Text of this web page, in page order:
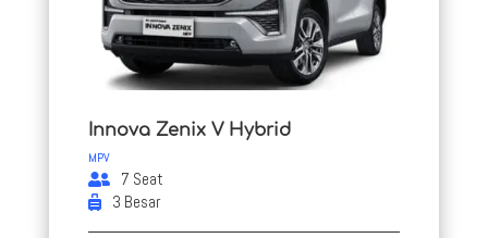
Innova Zenix V Hybrid
MPV
7 Seat
3 Besar